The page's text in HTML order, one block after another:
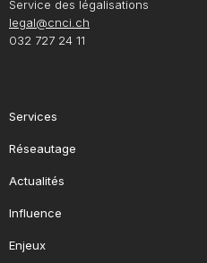
Service des légalisations
legal@cnci.ch
032 727 24 11
Services
Réseautage
Actualités
Influence
Enjeux